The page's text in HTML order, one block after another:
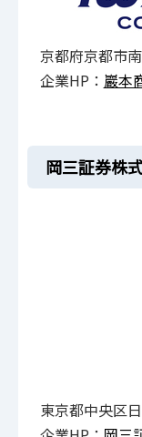
京都府京都市
企業HP： 巖本
岡三証券株
東京都中央区